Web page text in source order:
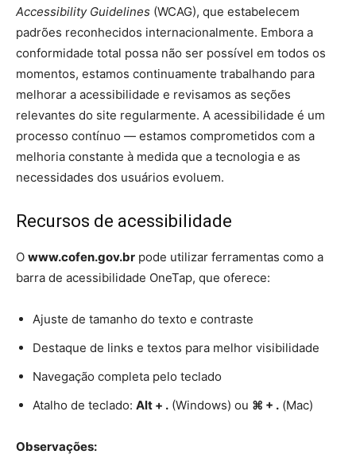
Accessibility Guidelines (WCAG), que estabelecem
padrões reconhecidos internacionalmente. Embora a
conformidade total possa não ser possível em todos os
momentos, estamos continuamente trabalhando para
melhorar a acessibilidade e revisamos as seções
relevantes do site regularmente. A acessibilidade é um
processo contínuo — estamos comprometidos com a
melhoria constante à medida que a tecnologia e as
necessidades dos usuários evoluem.
Recursos de acessibilidade
O www.cofen.gov.br pode utilizar ferramentas como a
barra de acessibilidade OneTap, que oferece:
Ajuste de tamanho do texto e contraste
Destaque de links e textos para melhor visibilidade
Navegação completa pelo teclado
Atalho de teclado: Alt + . (Windows) ou ⌘ + . (Mac)
Observações: